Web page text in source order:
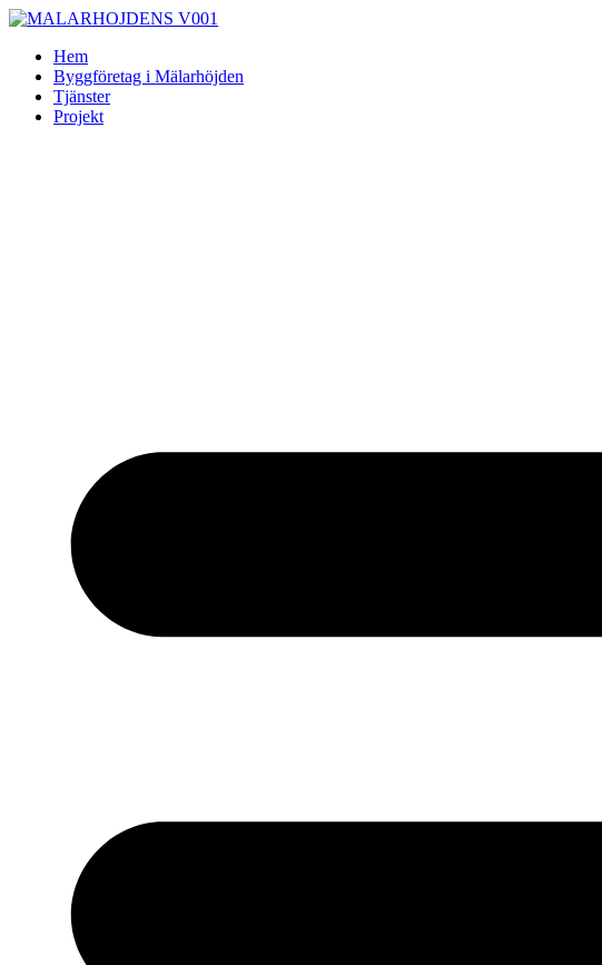
Skip
contentHem
Byggföretag i Mälarhöjden
Tjänster
Projekt